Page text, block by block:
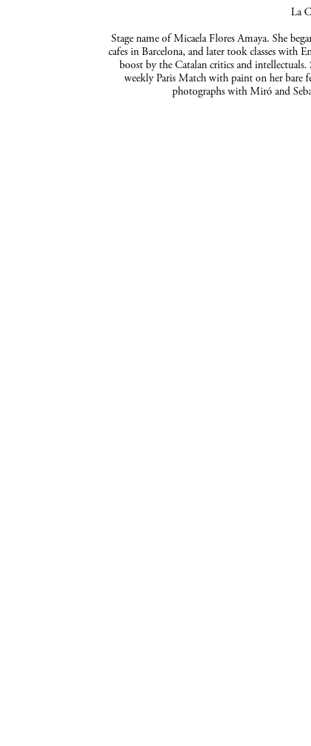
La
Stage name of Micaela Flores Amaya. She
cafes in Barcelona, and later took classes with
boost by the Catalan critics and
weekly Paris Match with paint on her bare
photographs with Miró and